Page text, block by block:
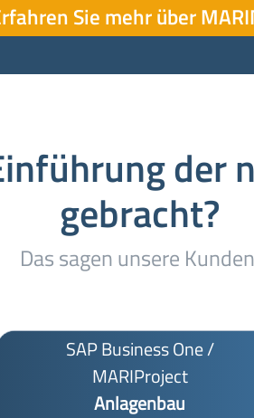
Sie mehr über
der
gebracht?
Das sagen unsere
SAP Business One /
MARIProject
Anlagenbau